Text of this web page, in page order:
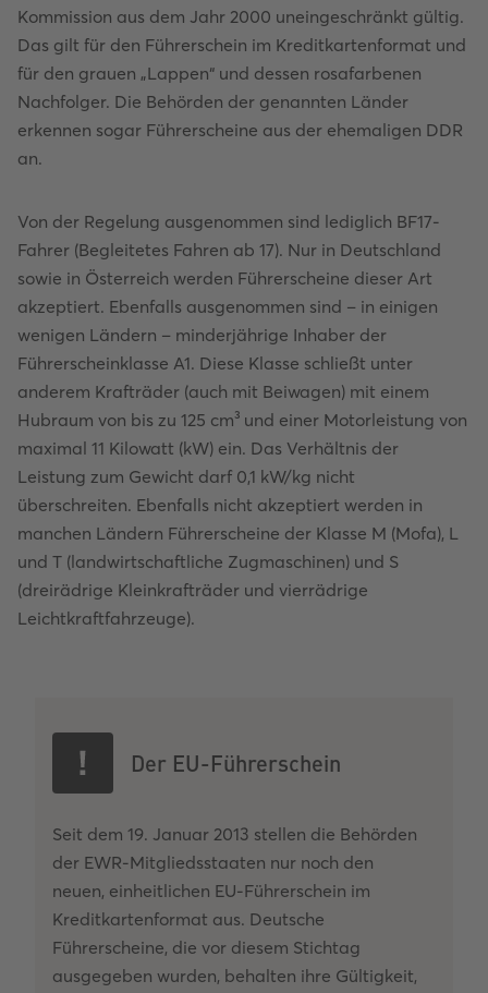
Kommission aus dem Jahr 2000 uneingeschränkt gültig.
Das gilt für den Führerschein im Kreditkartenformat und
für den grauen „Lappen“ und dessen rosafarbenen
Nachfolger. Die Behörden der genannten Länder
erkennen sogar Führerscheine aus der ehemaligen DDR
an.
Von der Regelung ausgenommen sind lediglich BF17-
Fahrer (Begleitetes Fahren ab 17). Nur in Deutschland
sowie in Österreich werden Führerscheine dieser Art
akzeptiert. Ebenfalls ausgenommen sind – in einigen
wenigen Ländern – minderjährige Inhaber der
Führerscheinklasse A1. Diese Klasse schließt unter
anderem Krafträder (auch mit Beiwagen) mit einem
Hubraum von bis zu 125 cm³ und einer Motorleistung von
maximal 11 Kilowatt (kW) ein. Das Verhältnis der
Leistung zum Gewicht darf 0,1 kW/kg nicht
überschreiten. Ebenfalls nicht akzeptiert werden in
manchen Ländern Führerscheine der Klasse M (Mofa), L
und T (landwirtschaftliche Zugmaschinen) und S
(dreirädrige Kleinkrafträder und vierrädrige
Leichtkraftfahrzeuge).
Der EU-Führerschein
Seit dem 19. Januar 2013 stellen die Behörden
der EWR-Mitgliedsstaaten nur noch den
neuen, einheitlichen EU-Führerschein im
Kreditkartenformat aus. Deutsche
Führerscheine, die vor diesem Stichtag
ausgegeben wurden, behalten ihre Gültigkeit,